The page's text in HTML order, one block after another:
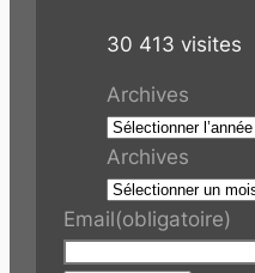
30 413 visites
Archives
Archives
Email(obligatoire)